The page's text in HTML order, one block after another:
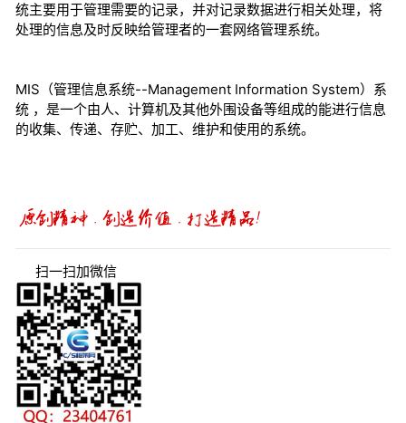
统主要用于管理需要的记录，并对记录数据进行相关处理，将
处理的信息及时反映给管理者的一套网络管理系统。
MIS（管理信息系统--Management Information System）系
统 ，是一个由人、计算机及其他外围设备等组成的能进行信息
的收集、传递、存贮、加工、维护和使用的系统。
扫一扫加微信